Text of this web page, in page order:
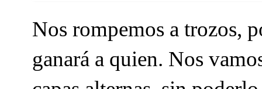
Nos rompemos a trozos,
ganará a quien. Nos